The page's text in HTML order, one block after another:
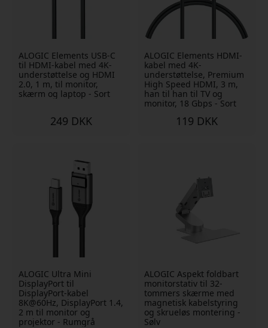
ALOGIC Elements USB-C
til HDMI-kabel med 4K-
understøttelse og HDMI
2.0, 1 m, til monitor,
skærm og laptop - Sort
249 DKK
ALOGIC Elements HDMI-
kabel med 4K-
understøttelse, Premium
High Speed HDMI, 3 m,
han til han til TV og
monitor, 18 Gbps - Sort
119 DKK
ALOGIC Ultra Mini
DisplayPort til
DisplayPort-kabel
8K@60Hz, DisplayPort 1.4,
2 m til monitor og
projektor - Rumgrå
ALOGIC Aspekt foldbart
monitorstativ til 32-
tommers skærme med
magnetisk kabelstyring
og skrueløs montering -
Sølv